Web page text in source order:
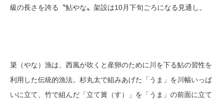
級の長さを誇る〝鮎やな〟架設は10月下旬ごろになる見通し。
簗（やな）漁は、西風が吹くと産卵のために川を下る鮎の習性を
利用した伝統的漁法。杉丸太で組みあげた「うま」を川幅いっぱ
いに立て、竹で組んだ「立て簀（す）」を「うま」の前面に立て